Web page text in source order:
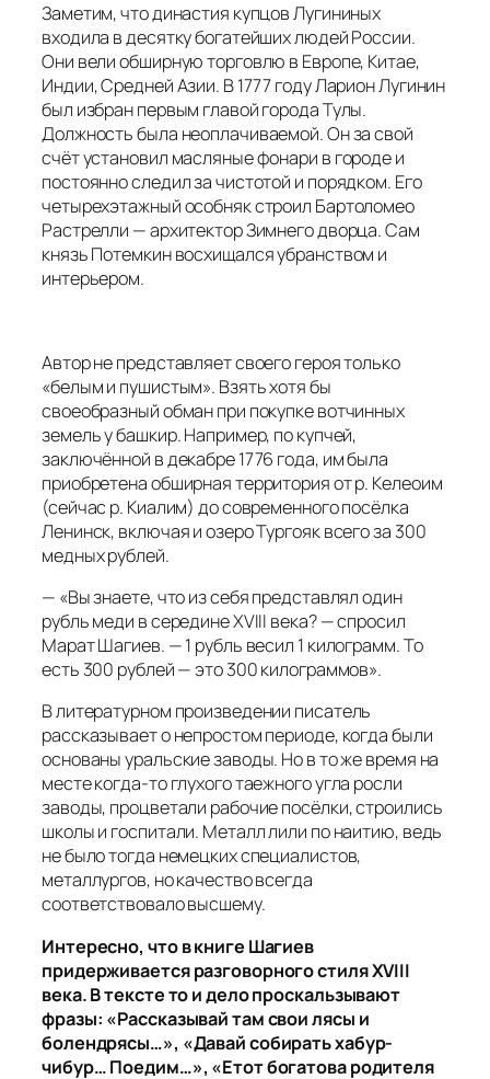
Заметим, что династия купцов Лугининых
входила в десятку богатейших людей России.
Они вели обширную торговлю в Европе, Китае,
Индии, Средней Азии. В 1777 году Ларион Лугинин
был избран первым главой города Тулы.
Должность была неоплачиваемой. Он за свой
счёт установил масляные фонари в городе и
постоянно следил за чистотой и порядком. Его
четырехэтажный особняк строил Бартоломео
Растрелли — архитектор Зимнего дворца. Сам
князь Потемкин восхищался убранством и
интерьером.
Автор не представляет своего героя только
«белым и пушистым». Взять хотя бы
своеобразный обман при покупке вотчинных
земель у башкир. Например, по купчей,
заключённой в декабре 1776 года, им была
приобретена обширная территория от р. Келеоим
(сейчас р. Киалим) до современного посёлка
Ленинск, включая и озеро Тургояк всего за 300
медных рублей.
— «Вы знаете, что из себя представлял один
рубль меди в середине XVIII века? — спросил
Марат Шагиев. — 1 рубль весил 1 килограмм. То
есть 300 рублей — это 300 килограммов».
В литературном произведении писатель
рассказывает о непростом периоде, когда были
основаны уральские заводы. Но в то же время на
месте когда-то глухого таежного угла росли
заводы, процветали рабочие посёлки, строились
школы и госпитали. Металл лили по наитию, ведь
не было тогда немецких специалистов,
металлургов, но качество всегда
соответствовало высшему.
Интересно, что в книге Шагиев
придерживается разговорного стиля XVIII
века. В тексте то и дело проскальзывают
фразы: «Рассказывай там свои лясы и
болендрясы…», «Давай собирать хабур-
чибур… Поедим…», «Етот богатова родителя